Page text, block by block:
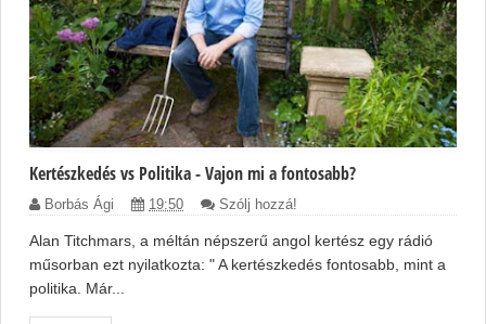
Kertészkedés vs Politika - Vajon mi a fontosabb?
Borbás Ági 19:50 Szólj hozzá!
Alan Titchmars, a méltán népszerű angol kertész egy rádió
műsorban ezt nyilatkozta: " A kertészkedés fontosabb, mint a
politika. Már...